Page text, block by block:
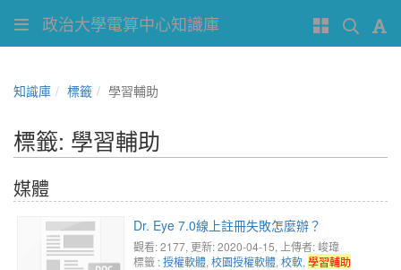
政治大學電算中心知識庫
知識庫 標籤 學習輔助
標籤: 學習輔助
媒體
Dr. Eye 7.0線上註冊失敗怎麼辦？
觀看: 2177, 更新: 2020-04-15, 上傳者: 峻瑋
標籤 :授權軟體, 校園授權軟體, 校軟, 學習輔助